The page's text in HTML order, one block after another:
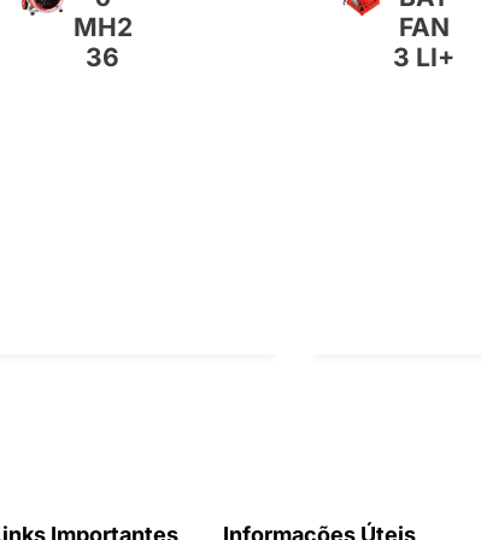
MH2
36
FAN
3 LI+
Importantes Informações Úteis